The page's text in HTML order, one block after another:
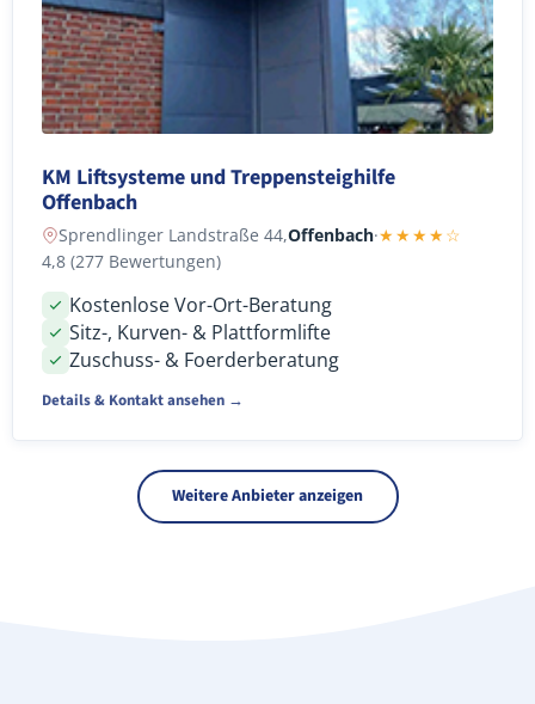
KM Liftsysteme und Treppensteighilfe
Offenbach
Sprendlinger Landstraße 44,Offenbach·★★★★☆
4,8 (277 Bewertungen)
Kostenlose Vor-Ort-Beratung
Sitz-, Kurven- & Plattformlifte
Zuschuss- & Foerderberatung
Details & Kontakt ansehen →
Weitere Anbieter anzeigen